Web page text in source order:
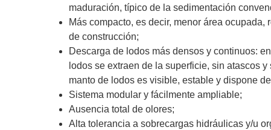
maduración, típico de la sedimentación
Más compacto, es decir, menor área ocupada,
de construcción;
Descarga de lodos más densos y continuos:
lodos se extraen de la superficie, sin atascos
manto de lodos es visible, estable y dispone
Sistema modular y fácilmente ampliable;
Ausencia total de olores;
Alta tolerancia a sobrecargas hidráulicas y/u